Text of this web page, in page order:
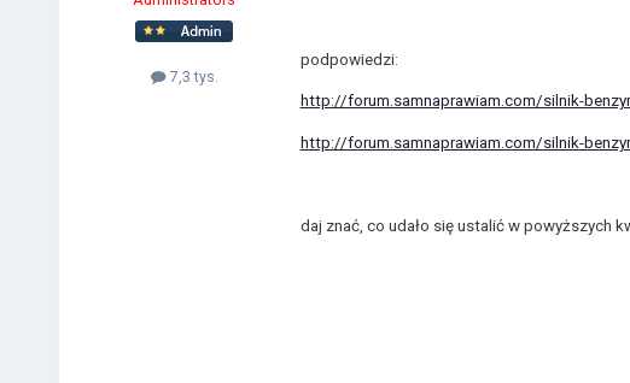
7,3 tys.
podpowiedzi:
http://forum.samnaprawiam.com/silnik-
http://forum.samnaprawiam.com/silnik-
daj znać, co udało się ustalić w powyższych